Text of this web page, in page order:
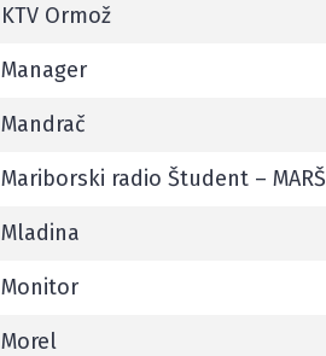
KTV Ormož
Manager
Mandrač
Mariborski radio Študent – MARŠ
Mladina
Monitor
Morel